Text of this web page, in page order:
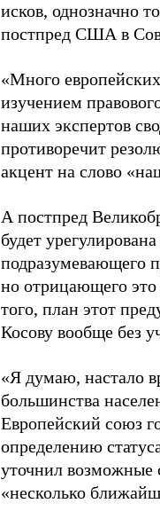
исков, однозначно
постпред США в
«Много
изучением
наших экспертов
противоречит
акцент на слово
А постпред
будет
подразумевающего
но отрицающего
того, план этот
Косову вообще без
«Я думаю, настало
большинства
Европейский союз
определению
уточнил возможные
«несколько